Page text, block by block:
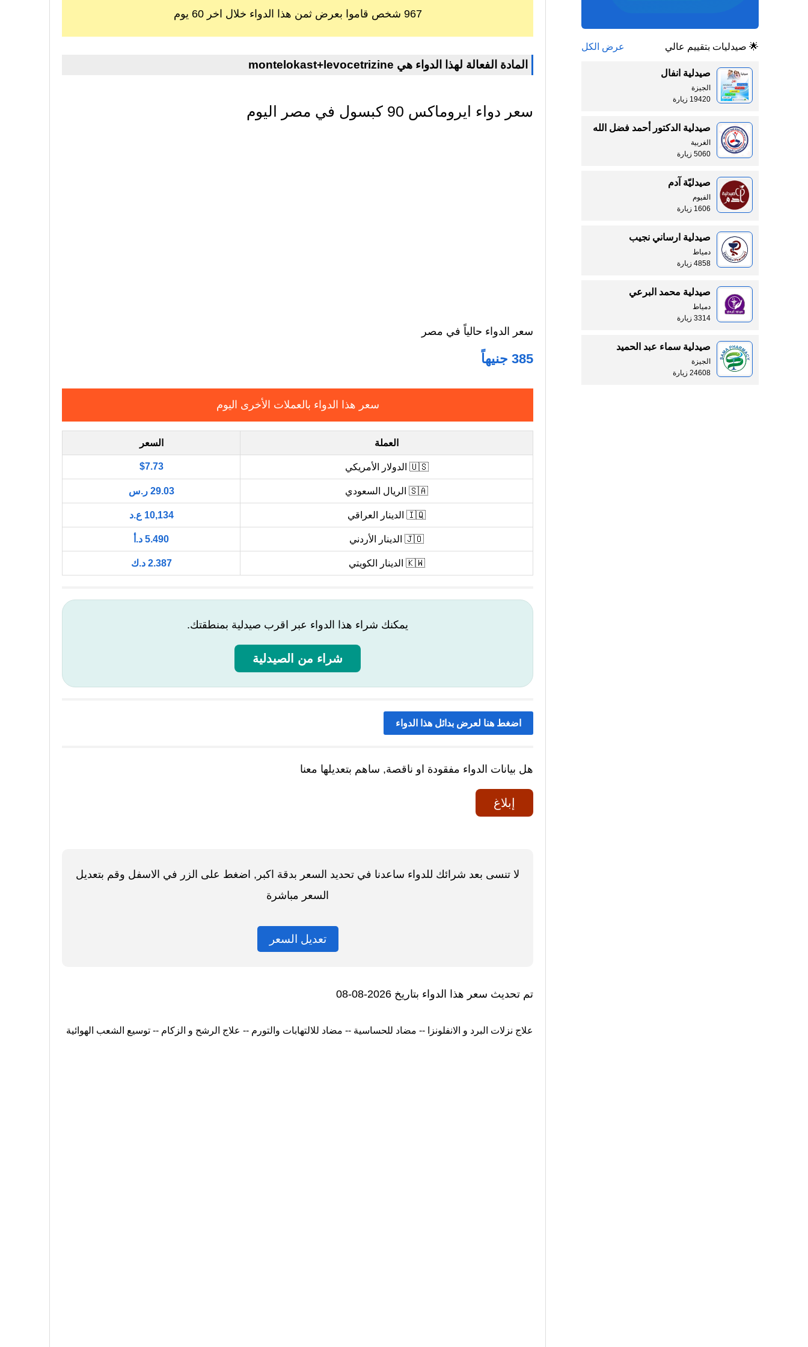
967 شخص قاموا بعرض ثمن هذا الدواء خلال اخر 60 يوم
montelokast+levocetrizine المادة الفعالة لهذا الدواء هي
سعر دواء ايروماكس 90 كبسول في مصر اليوم
سعر الدواء حالياً في مصر
385 جنيهاً
سعر هذا الدواء بالعملات الأخرى اليوم
العملة السعر
🇺🇸 الدولار الأمريكي $7.73
🇸🇦 الريال السعودي 29.03 ر.س
🇮🇶 الدينار العراقي 10,134 ع.د
🇯🇴 الدينار الأردني 5.490 د.أ
🇰🇼 الدينار الكويتي 2.387 د.ك
يمكنك شراء هذا الدواء عبر اقرب صيدلية بمنطقتك.
شراء من الصيدلية
اضغط هنا لعرض بدائل هذا الدواء
هل بيانات الدواء مفقودة او ناقصة, ساهم بتعديلها معنا
إبلاغ
لا تنسى بعد شرائك للدواء ساعدنا في تحديد السعر بدقة اكبر, اضغط على الزر في الاسفل وقم بتعديل
السعر مباشرة
تعديل السعر
تم تحديث سعر هذا الدواء بتاريخ 2026-08-08
علاج نزلات البرد و الانفلونزا -- مضاد للحساسية -- مضاد للالتهابات والتورم -- علاج الرشح و الزكام -- توسيع الشعب الهوائية
🌟 صيدليات بتقييم عالي عرض الكل
صيدلية انفال
الجيزة
19420 زيارة
صيدلية الدكتور أحمد فضل الله
الغربية
5060 زيارة
صيدليّة آدم
الفيوم
1606 زيارة
صيدلية ارساني نجيب
دمياط
4858 زيارة
صيدلية محمد البرعي
دمياط
3314 زيارة
صيدلية سماء عبد الحميد
الجيزة
24608 زيارة